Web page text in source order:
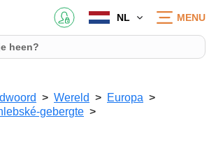
NL MENU
Wereld
Europa
gebergte